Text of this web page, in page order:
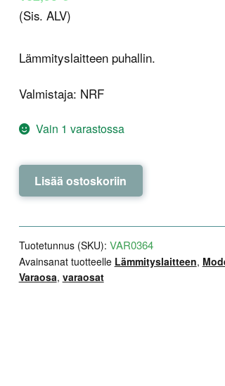
(Sis. ALV)
Lämmityslaitteen puhallin.
Valmistaja: NRF
Vain 1 varastossa
Sisätilapuhallin
-
-
Model
S
/
Lisää ostoskoriin
Tuotetunnus (SKU): VAR0364
Avainsanat tuotteelle Lämmityslaitteen,
Varaosa, varaosat